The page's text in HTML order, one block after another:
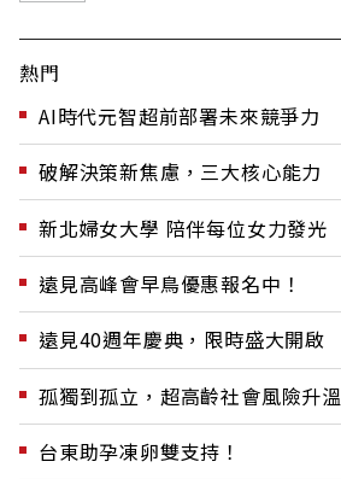
熱門
AI時代元智超前部署未來競爭力
破解決策新焦慮，三大核心能力
新北婦女大學 陪伴每位女力發光
遠見高峰會早鳥優惠報名中！
遠見40週年慶典，限時盛大開啟
孤獨到孤立，超高齡社會風險升溫
台東助孕凍卵雙支持！